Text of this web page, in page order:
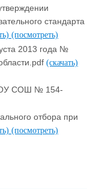
стандарта
(посмотреть)
2013 года №
(скачать)
СОШ № 154-
отбора при
(посмотреть)